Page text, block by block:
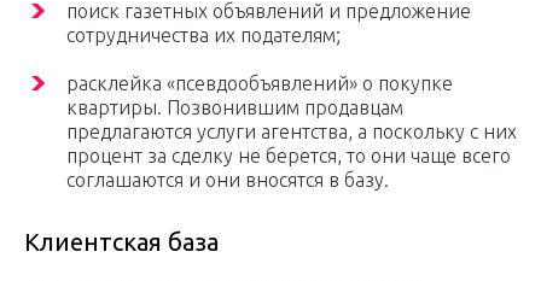
поиск газетных объявлений и предложение
сотрудничества их подателям;
расклейка «псевдообъявлений» о покупке
квартиры. Позвонившим продавцам
предлагаются услуги агентства, а поскольку с них
процент за сделку не берется, то они чаще всего
соглашаются и они вносятся в базу.
Клиентская база